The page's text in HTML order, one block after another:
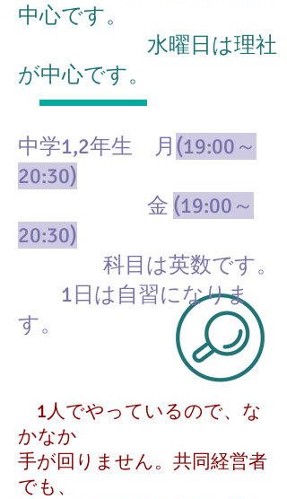
中心です。
水曜日は理社
が中心です。
中学1,2年生 月 (19:00～
20:30)
金 (19:00～
20:30)
科目は英数です。
1日は自習になりま
す。
1人でやっているので、な
かなか
手が回りません。共同経営者
でも、